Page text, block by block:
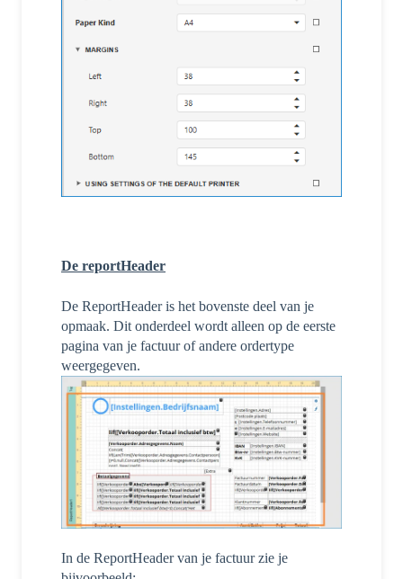
De reportHeader
De ReportHeader is het bovenste deel van je
opmaak. Dit onderdeel wordt alleen op de eerste
pagina van je factuur of andere ordertype
weergegeven.
In de ReportHeader van je factuur zie je